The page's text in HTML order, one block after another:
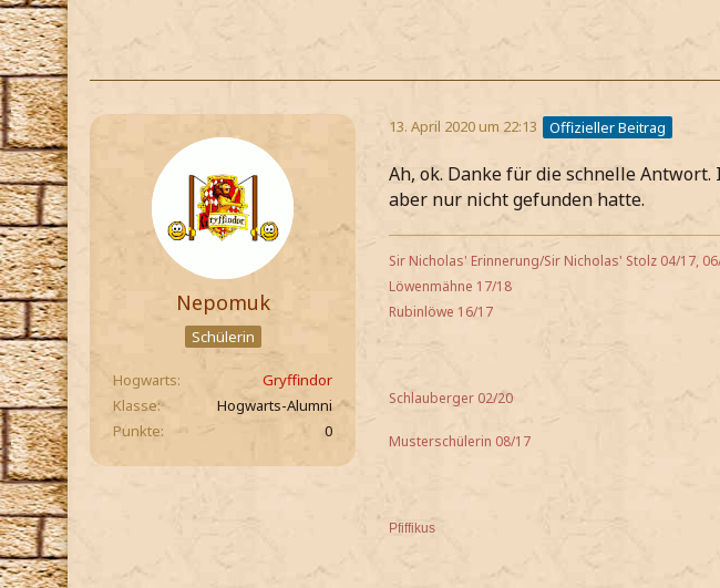
Nepomuk
Schülerin
Hogwarts
Gryffindor
Klasse
Hogwarts-Alumni
Punkte
0
13. April 2020 um 22:13 Offizieller Beitrag
Ah, ok. Danke für die schnelle
aber nur nicht gefunden hatte.
Sir Nicholas' Erinnerung/Sir Nicholas' Stolz 04/17,
Löwenmähne 17/18
Rubinlöwe 16/17
Schlauberger 02/20
Musterschülerin 08/17
Pfiffikus